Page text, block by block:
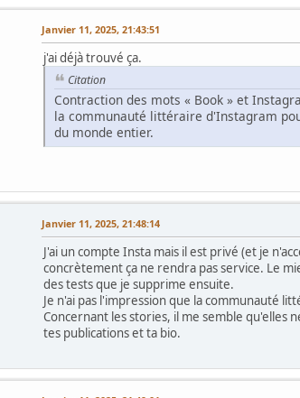
Janvier 11, 2025, 21:43:51
j'ai déjà trouvé ça.
Citation
Contraction des mots « Book » et
la communauté littéraire d'Instagram
du monde entier.
Janvier 11, 2025, 21:48:14
J'ai un compte Insta mais il est privé (et je
concrètement ça ne rendra pas service. Le
des tests que je supprime ensuite.
Je n'ai pas l'impression que la communauté
Concernant les stories, il me semble qu'elles
tes publications et ta bio.